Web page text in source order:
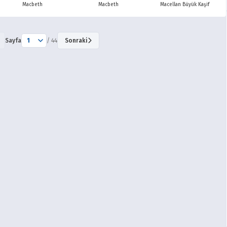
Macbeth Macbeth Macellan Büyük Kaşif
Sayfa / 44 Sonraki